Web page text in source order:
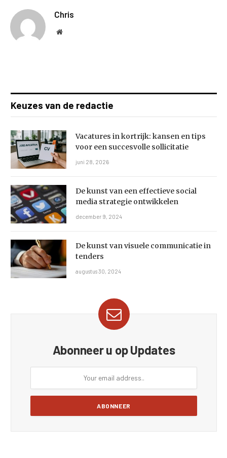
Chris
Website
Keuzes van de redactie
Vacatures in kortrijk: kansen en tips
voor een succesvolle sollicitatie
juni 28, 2026
De kunst van een effectieve social
media strategie ontwikkelen
december 9, 2024
De kunst van visuele communicatie in
tenders
augustus 30, 2024
Abonneer u op Updates